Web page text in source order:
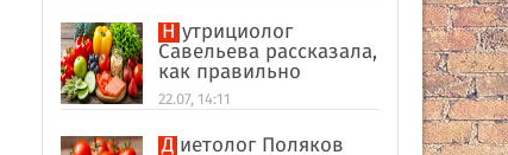
Нутрициолог
Савельева рассказала,
как правильно
формировать
пищевые привычки
22.07, 14:11
Диетолог Поляков